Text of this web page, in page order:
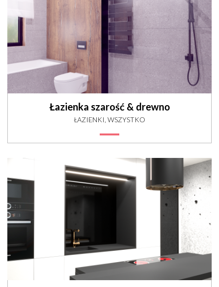
Łazienka szarość & drewno
ŁAZIENKI, WSZYSTKO